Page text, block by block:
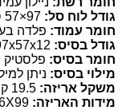
גודל לוח סל:
חומר עמוד: פלדה בעובי 54 מ"מ
גודל בסיס:
חומר בסיס: פלסטיק PE בתבנית ניפוח.
מילוי בסיס: ניתן למילוי עד 38 ק"ג
משקל אריזה:
מידות האריזה: